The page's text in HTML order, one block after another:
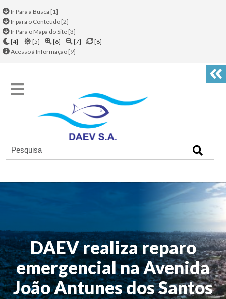
Ir Para a Busca [1]
Ir para o Conteúdo [2]
Ir Para o Mapa do Site [3]
[4]
[5] [6] [7]
[8]
Acesso à Informação [9]
DAEV realiza reparo
emergencial na Avenida
João Antunes dos Santos